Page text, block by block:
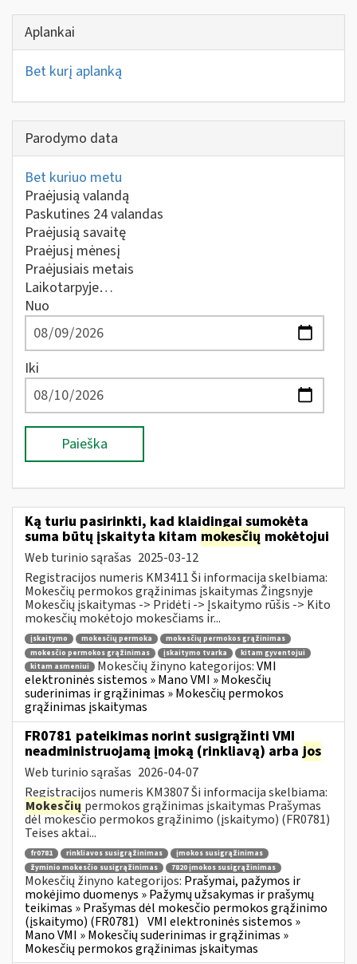
Aplankai
Bet kurį aplanką
Parodymo data
Bet kuriuo metu
Praėjusią valandą
Paskutines 24 valandas
Praėjusią savaitę
Praėjusį mėnesį
Praėjusiais metais
Laikotarpyje…
Nuo
Iki
Paieška
Ką turiu pasirinkti, kad klaidingai sumokėta
suma būtų įskaityta kitam mokesčių mokėtojui
Web turinio sąrašas 2025-03-12
Registracijos numeris KM3411 Ši informacija skelbiama:
Mokesčių permokos grąžinimas įskaitymas Žingsnyje
Mokesčių įskaitymas -> Pridėti -> Įskaitymo rūšis -> Kito
mokesčių mokėtojo mokesčiams ir...
įskaitymo mokesčių permoka
mokesčių permokos grąžinimas
mokesčio permokos grąžinimas
įskaitymo tvarka
kitam gyventojui
kitam asmeniui
Mokesčių žinyno kategorijos:VMI
elektroninės sistemos » Mano VMI » Mokesčių
suderinimas ir grąžinimas » Mokesčių permokos
grąžinimas įskaitymas
FR0781 pateikimas norint susigrąžinti VMI
neadministruojamą įmoką (rinkliavą) arba jos
Web turinio sąrašas 2026-04-07
Registracijos numeris KM3807 Ši informacija skelbiama:
Mokesčių permokos grąžinimas įskaitymas Prašymas
dėl mokesčio permokos grąžinimo (įskaitymo) (FR0781)
Teises aktai...
fr0781 rinkliavos susigrąžinimas
įmokos susigrąžinimas
žyminio mokesčio susigrąžinimas
7820 įmokos susigrąžinimas
Mokesčių žinyno kategorijos: Prašymai, pažymos ir
mokėjimo duomenys » Pažymų užsakymas ir prašymų
teikimas » Prašymas dėl mokesčio permokos grąžinimo
(įskaitymo) (FR0781) VMI elektroninės sistemos »
Mano VMI » Mokesčių suderinimas ir grąžinimas »
Mokesčių permokos grąžinimas įskaitymas